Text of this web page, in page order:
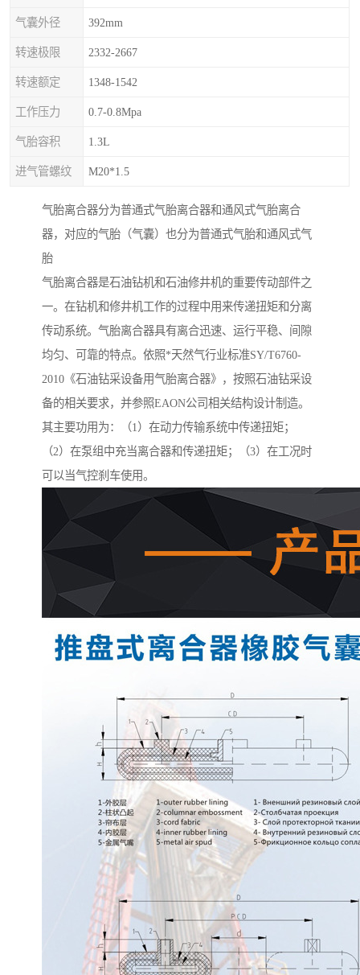
气囊外径 392mm
转速极限 2332-2667
转速额定 1348-1542
工作压力 0.7-0.8Mpa
气胎容积 1.3L
进气管螺纹 M20*1.5
气胎离合器分为普通式气胎离合器和通风式气胎离合
器，对应的气胎（气囊）也分为普通式气胎和通风式气
胎
气胎离合器是石油钻机和石油修井机的重要传动部件之
一。在钻机和修井机工作的过程中用来传递扭矩和分离
传动系统。气胎离合器具有离合迅速、运行平稳、间隙
均匀、可靠的特点。依照*天然气行业标准SY/T6760-
2010《石油钻采设备用气胎离合器》，按照石油钻采设
备的相关要求，并参照EAON公司相关结构设计制造。
其主要功用为：（1）在动力传输系统中传递扭矩；
（2）在泵组中充当离合器和传递扭矩；（3）在工况时
可以当气控刹车使用。